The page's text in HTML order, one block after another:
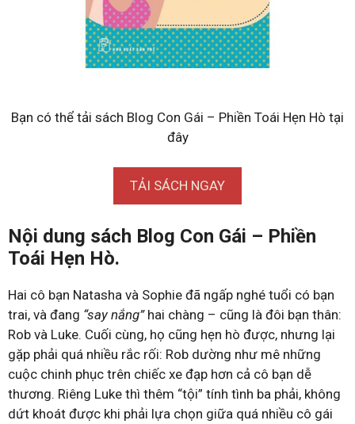
Bạn có thể tải sách Blog Con Gái – Phiền Toái Hẹn Hò tại
đây
TẢI SÁCH NGAY
Nội dung sách Blog Con Gái – Phiền
Toái Hẹn Hò.
Hai cô bạn Natasha và Sophie đã ngấp nghé tuổi có bạn
trai, và đang “say nắng”hai chàng – cũng là đôi bạn thân:
Rob và Luke. Cuối cùng, họ cũng hẹn hò được, nhưng lại
gặp phải quá nhiều rắc rối: Rob dường như mê những
cuộc chinh phục trên chiếc xe đạp hơn cả cô bạn dễ
thương. Riêng Luke thì thêm “tội” tính tình ba phải, không
dứt khoát được khi phải lựa chọn giữa quá nhiều cô gái